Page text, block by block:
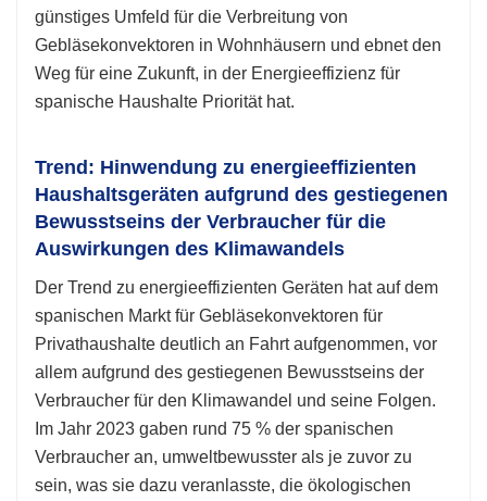
günstiges Umfeld für die Verbreitung von
Gebläsekonvektoren in Wohnhäusern und ebnet den
Weg für eine Zukunft, in der Energieeffizienz für
spanische Haushalte Priorität hat.
Trend: Hinwendung zu energieeffizienten
Haushaltsgeräten aufgrund des gestiegenen
Bewusstseins der Verbraucher für die
Auswirkungen des Klimawandels
Der Trend zu energieeffizienten Geräten hat auf dem
spanischen Markt für Gebläsekonvektoren für
Privathaushalte deutlich an Fahrt aufgenommen, vor
allem aufgrund des gestiegenen Bewusstseins der
Verbraucher für den Klimawandel und seine Folgen.
Im Jahr 2023 gaben rund 75 % der spanischen
Verbraucher an, umweltbewusster als je zuvor zu
sein, was sie dazu veranlasste, die ökologischen